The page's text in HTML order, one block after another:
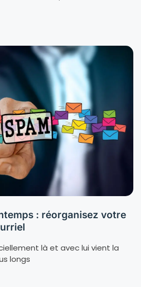
: réorganisez votre
là et avec lui vient la
longs